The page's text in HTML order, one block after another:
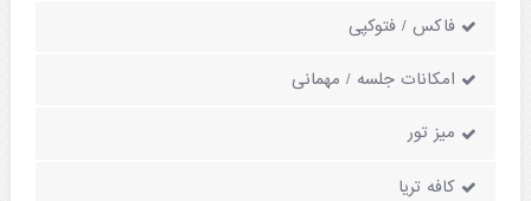
فاکس / فتوکپی
امکانات جلسه / مهمانی
میز تور
کافه تریا